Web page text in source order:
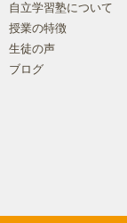
自立学習塾について
授業の特徴
生徒の声
ブログ